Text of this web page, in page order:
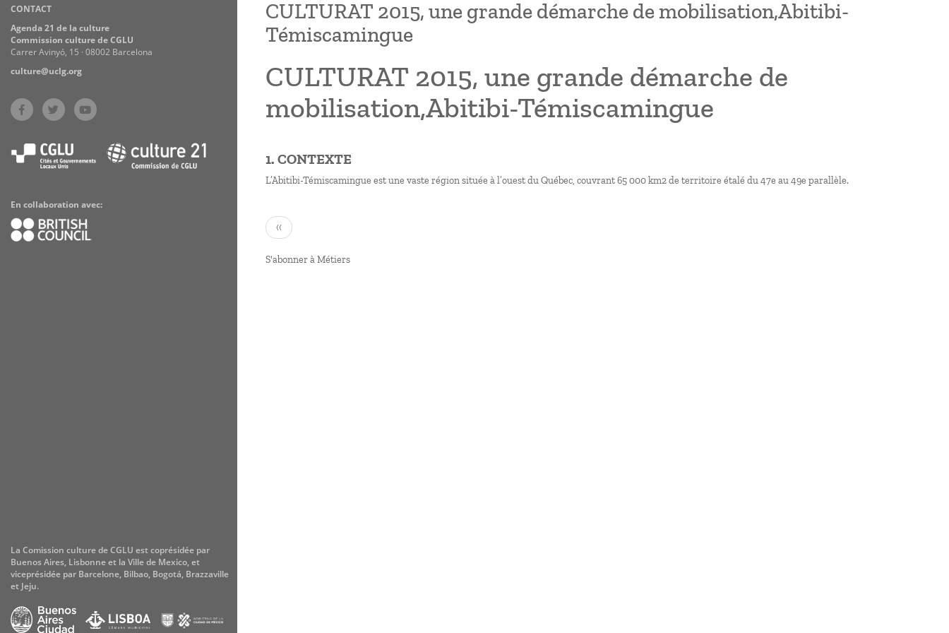
Practices
CONTACT
Agenda 21 de la culture
Commission culture de CGLU
Carrer Avinyó, 15 · 08002 Barcelona
culture@uclg.org
La Comission culture de CGLU est coprésidée par
Buenos Aires, Lisbonne et la Ville de Mexico, et
viceprésidée par Barcelone, Bilbao, Bogotá, Brazzaville
et Jeju.
En collaboration avec:
CULTURAT 2015, une grande démarche de mobilisation,Abitibi-
Témiscamingue
CULTURAT 2015, une grande démarche de
mobilisation,Abitibi-Témiscamingue
1. CONTEXTE
L’Abitibi-Témiscamingue est une vaste région située à l’ouest du Québec, couvrant 65 000 km2 de territoire étalé du 47e au 49e parallèle.
Pagination
Page
précédente
‹‹
S'abonner à Métiers